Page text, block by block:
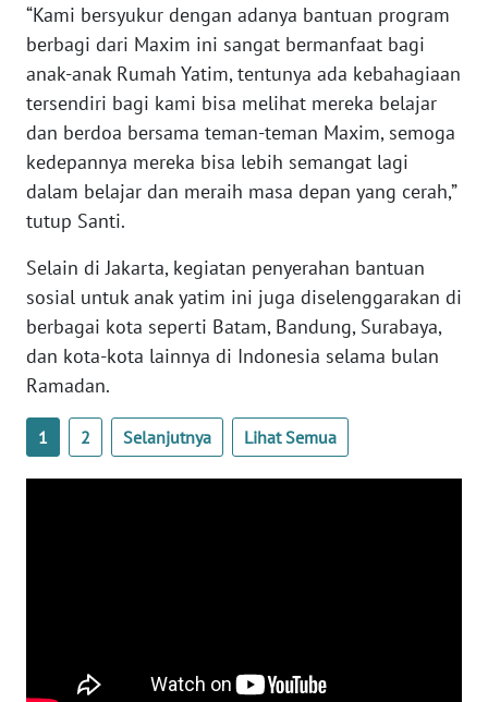
“Kami bersyukur dengan adanya bantuan program
berbagi dari Maxim ini sangat bermanfaat bagi
anak-anak Rumah Yatim, tentunya ada kebahagiaan
tersendiri bagi kami bisa melihat mereka belajar
dan berdoa bersama teman-teman Maxim, semoga
kedepannya mereka bisa lebih semangat lagi
dalam belajar dan meraih masa depan yang cerah,”
tutup Santi.
Selain di Jakarta, kegiatan penyerahan bantuan
sosial untuk anak yatim ini juga diselenggarakan di
berbagai kota seperti Batam, Bandung, Surabaya,
dan kota-kota lainnya di Indonesia selama bulan
Ramadan.
1 2 Selanjutnya Lihat Semua
NTB
WN
SULTENG
WN
SULBAR
BABEL
WN
SUMBAR
SUMSEL
JATENG